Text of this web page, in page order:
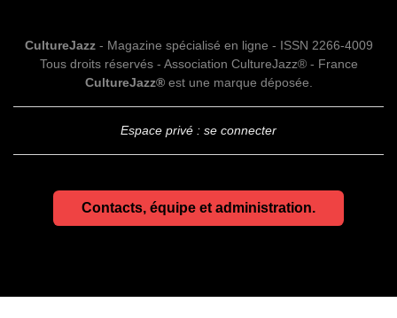
CultureJazz- Magazine spécialisé en ligne - ISSN 2266-4009
Tous droits réservés - Association CultureJazz® - France
CultureJazz®est une marque déposée.
Espace privé : se connecter
Contacts, équipe et administration.